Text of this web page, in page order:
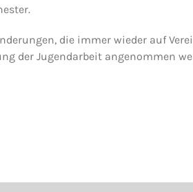
die immer wieder auf
der Jugendarbeit angenommen